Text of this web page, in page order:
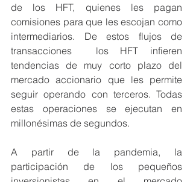
de los HFT, quienes les pagan
comisiones para que les escojan como
intermediarios. De estos flujos de
transacciones  los HFT infieren
tendencias de muy corto plazo del
mercado accionario que les permite
seguir operando con terceros. Todas
estas operaciones se ejecutan en
millonésimas de segundos.
A partir de la pandemia, la
participación de los pequeños